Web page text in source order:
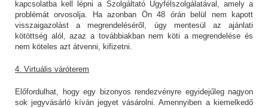
kapcsolatba kell lépni a Szolgáltató Ügyfélszolgálatával, amely a
problémát orvosolja. Ha azonban Ön 48 órán belül nem kapott
visszaigazolást a megrendeléséről, úgy mentesül az ajánlati
kötöttség alól, azaz a továbbiakban nem köti a megrendelése és
nem köteles azt átvenni, kifizetni.
4. Virtuális váróterem
Előfordulhat, hogy egy bizonyos rendezvényre egyidejűleg nagyon
sok jegyvásárló kíván jegyet vásárolni. Amennyiben a kiemelkedő